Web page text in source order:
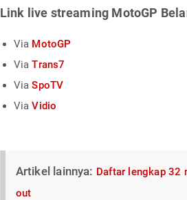
Link live streaming MotoGP
Via MotoGP
ViaTrans7
ViaSpoTV
ViaVidio
Artikel lainnya: Daftar lengkap 32
out